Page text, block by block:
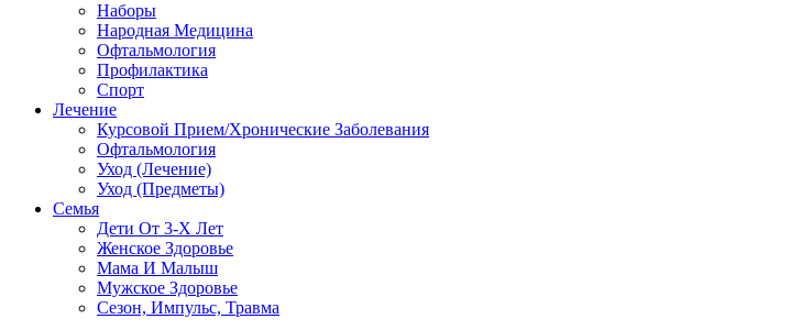
Наборы
Народная Медицина
Офтальмология
Профилактика
Спорт
Лечение
Курсовой Прием/Хронические Заболевания
Офтальмология
Уход (Лечение)
Уход (Предметы)
Семья
Дети От 3-Х Лет
Женское Здоровье
Мама И Малыш
Мужское Здоровье
Сезон, Импульс, Травма